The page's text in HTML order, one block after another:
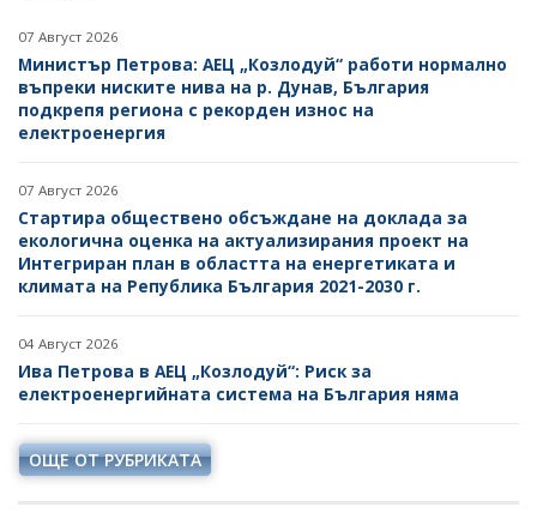
07 Август 2026
Министър Петрова: АЕЦ „Козлодуй“ работи нормално
въпреки ниските нива на р. Дунав, България
подкрепя региона с рекорден износ на
електроенергия
07 Август 2026
Стартира обществено обсъждане на доклада за
екологична оценка на актуализирания проект на
Интегриран план в областта на енергетиката и
климата на Република България 2021-2030 г.
04 Август 2026
Ива Петрова в АЕЦ „Козлодуй“: Риск за
електроенергийната система на България няма
ОЩЕ ОТ РУБРИКАТА